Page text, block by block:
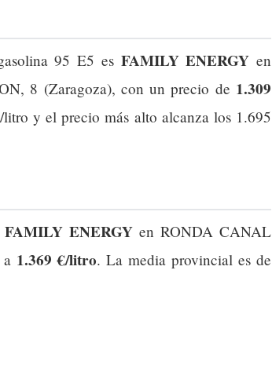
95 E5 es FAMILY ENERGY en
8 (Zaragoza), con un precio de 1.309
y el precio más alto alcanza los 1.695
FAMILY ENERGY en RONDA CANAL
1.369 €/litro. La media provincial es de